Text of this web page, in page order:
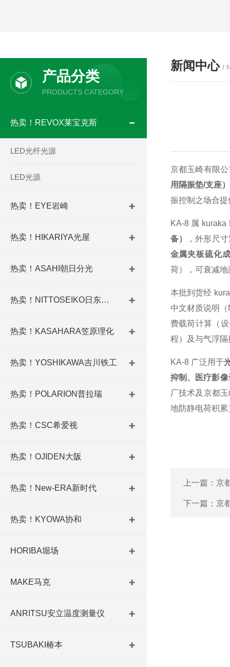
新闻中心 /
京都玉崎有限
用隔振垫/支座）
振控制之场合
KA-8 属 kuraka
备）
，外形尺
金属夹板硫化
荷），可衰减
本批到货经
中文材质说明
费载荷计算（
程）及与气浮
KA-8 广泛用于
抑制、医疗影
厂技术及京都
地防静电荷积累
上一篇： 京
下一篇： 京
产品分类
PRODUCTS CATEGORY
热卖！REVOX莱宝克斯
LED光纤光源
LED光源
热卖！EYE岩崎
热卖！HIKARIYA光屋
热卖！ASAHI朝日分光
热卖！NITTOSEIKO日东精工
热卖！KASAHARA笠原理化
热卖！YOSHIKAWA吉川铁工
热卖！POLARION普拉瑞
热卖！CSC希爱视
热卖！OJIDEN大阪
热卖！New-ERA新时代
热卖！KYOWA协和
HORIBA堀场
MAKE马克
ANRITSU安立温度测量仪
TSUBAKI椿本